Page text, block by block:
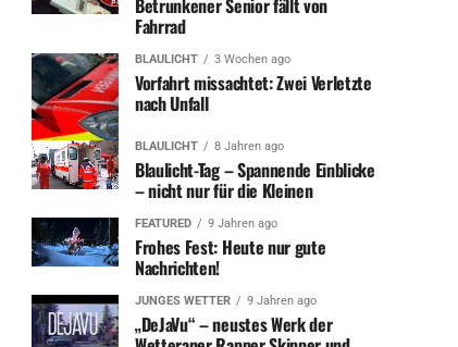
Betrunkener Senior fällt von
Fahrrad
BLAULICHT 3 Wochen ago
Vorfahrt missachtet: Zwei Verletzte
nach Unfall
BLAULICHT 8 Jahren ago
Blaulicht-Tag – Spannende Einblicke
– nicht nur für die Kleinen
FEATURED 9 Jahren ago
Frohes Fest: Heute nur gute
Nachrichten!
JUNGES WETTER 9 Jahren ago
„DeJaVu“ – neustes Werk der